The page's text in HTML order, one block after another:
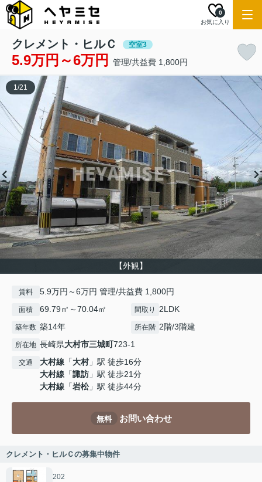
お気に入り
0
クレメント・ヒルＣ 空室3
5.9万円～6万円 管理/共益費 1,800円
【外観】
1/21
賃料 5.9万円～6万円 管理/共益費 1,800円
面積 69.79㎡～70.04㎡ 間取り 2LDK
築年数 築14年 所在階 2階/3階建
所在地 長崎県大村市三城町723-1
交通 大村線 「大村」駅 徒歩16分
大村線 「諏訪 」駅 徒歩21分
大村線 「岩松」駅 徒歩44分
無料 お問い合わせ
クレメント・ヒルＣの募集中物件
202